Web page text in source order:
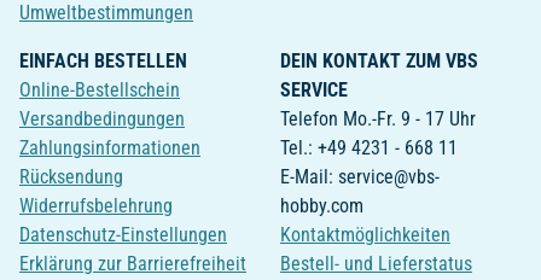
Umweltbestimmungen
EINFACH BESTELLEN
Online-Bestellschein
Versandbedingungen
Zahlungsinformationen
Rücksendung
Widerrufsbelehrung
Datenschutz-Einstellungen
Erklärung zur Barrierefreiheit
DEIN KONTAKT ZUM VBS
SERVICE
Telefon Mo.-Fr. 9 - 17 Uhr
Tel.: +49 4231 - 668 11
E-Mail: service@vbs-
hobby.com
Kontaktmöglichkeiten
Bestell- und Lieferstatus